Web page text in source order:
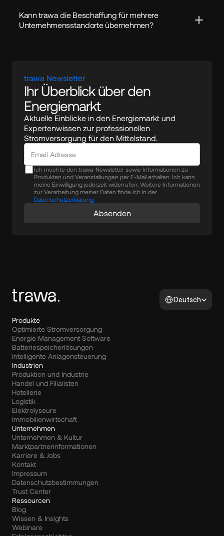
Kann trawa die Beschaffung für mehrere
Unternehmensstandorte übernehmen?
trawa Newsletter
Ihr Überblick über den
Energiemarkt
Aktuelle Einblicke in den Energiemarkt und
Expertenwissen zur professionellen
Stromversorgung für den Mittelstand.
Ich möchte den trawa-Newsletter sowie Informationen zu
Produkten und Veranstaltungen per E-Mail erhalten. Ich kann
meine Einwilligung jederzeit widerrufen. Weitere Informationen
zur Verarbeitung meiner Daten finde ich in der
Datenschutzerklärung.
Absenden
Select Language
Deutsch
Produkte
Optimierte Stromversorgung
Energie Management Software
Batteriespeicherlösungen
Intelligente Anlagensteuerung
Industrien
Produktion und Industrie
Handel und Filialisten
Hotellerie
Logistik
Elektrolyseure
Immobilienwirtschaft
Unternehmen
Unternehmen & Kultur
Marktpartnerinformationen
Karriere & Jobs
Kontakt
Impressum
Datenschutzbestimmungen
Trust Center
Ressourcen
Blog
Wissen & Insights
Webinare